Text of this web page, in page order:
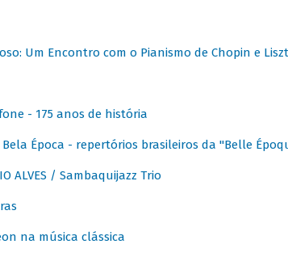
Um Encontro com o Pianismo de Chopin e Liszt
- 175 anos de história
Bela Época - repertórios brasileiros da "Belle
ALVES / Sambaquijazz Trio
na música clássica